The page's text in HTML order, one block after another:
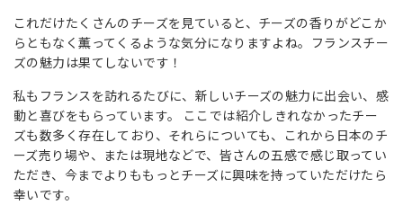
これだけたくさんのチーズを見ていると、チーズの香りがどこか
らともなく薫ってくるような気分になりますよね。フランスチー
ズの魅力は果てしないです！
私もフランスを訪れるたびに、新しいチーズの魅力に出会い、感
動と喜びをもらっています。 ここでは紹介しきれなかったチー
ズも数多く存在しており、それらについても、これから日本のチ
ーズ売り場や、または現地などで、皆さんの五感で感じ取ってい
ただき、今までよりももっとチーズに興味を持っていただけたら
幸いです。